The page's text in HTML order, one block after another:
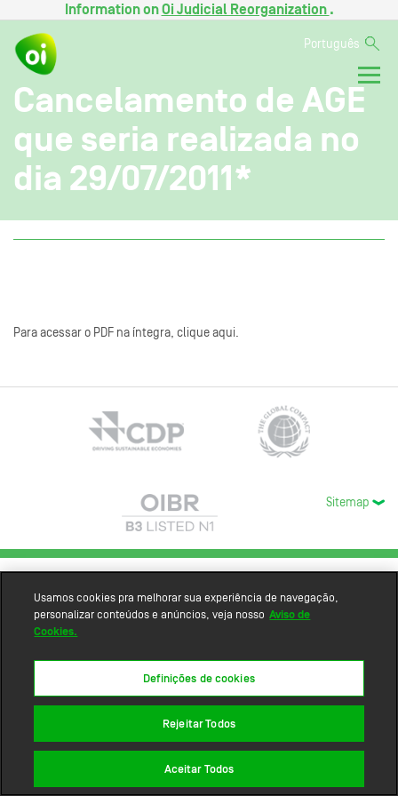
Information onOi Judicial Reorganization .
Português
Cancelamento de AGE
que seria realizada no
dia 29/07/2011*
Para acessar o PDF na íntegra, clique aqui.
Sitemap
Usamos cookies pra melhorar sua experiência de navegação,
personalizar conteúdos e anúncios, veja nosso Aviso de
Cookies.
Definições de cookies
Rejeitar Todos
Aceitar Todos